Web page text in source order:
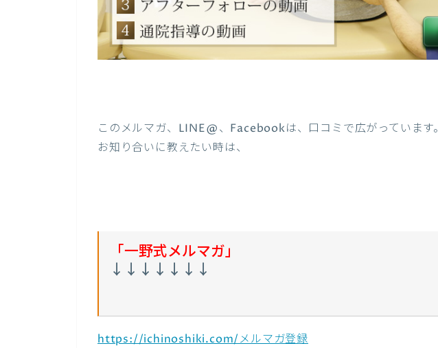
このメルマガ、LINE@、Facebookは、口コミで広がっています。
お知り合いに教えたい時は、
「一野式メルマガ」
↓↓↓↓↓↓↓
https://ichinoshiki.com/メルマガ登録